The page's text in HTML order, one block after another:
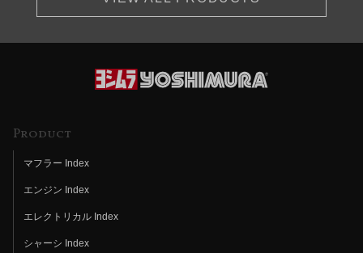
Product
マフラー Index
エンジン Index
エレクトリカル Index
シャーシ Index